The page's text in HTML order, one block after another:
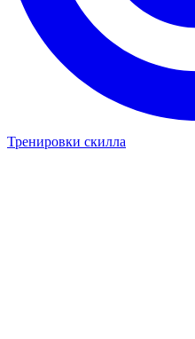
Тренировки скилла